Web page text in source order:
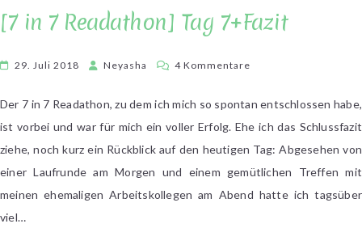
[7 in 7 Readathon] Tag 7+Fazit
29. Juli 2018 Neyasha 4 Kommentare
in
7+Fazit
Der 7 in 7 Readathon, zu dem ich mich so spontan entschlossen habe,
ist vorbei und war für mich ein voller Erfolg. Ehe ich das Schlussfazit
ziehe, noch kurz ein Rückblick auf den heutigen Tag: Abgesehen von
einer Laufrunde am Morgen und einem gemütlichen Treffen mit
meinen ehemaligen Arbeitskollegen am Abend hatte ich tagsüber
viel…